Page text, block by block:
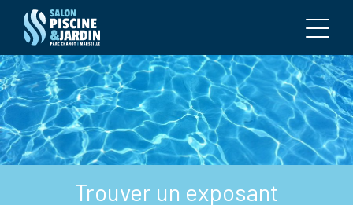
Trouver un exposant